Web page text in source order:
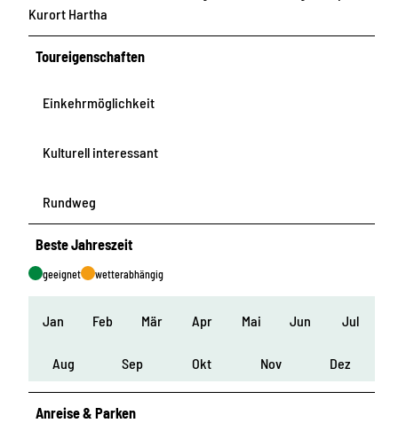
Kurort Hartha
Toureigenschaften
Einkehrmöglichkeit
Kulturell interessant
Rundweg
Beste Jahreszeit
geeignet wetterabhängig
Jan Feb Mär Apr Mai Jun Jul
Aug Sep Okt Nov Dez
Anreise & Parken